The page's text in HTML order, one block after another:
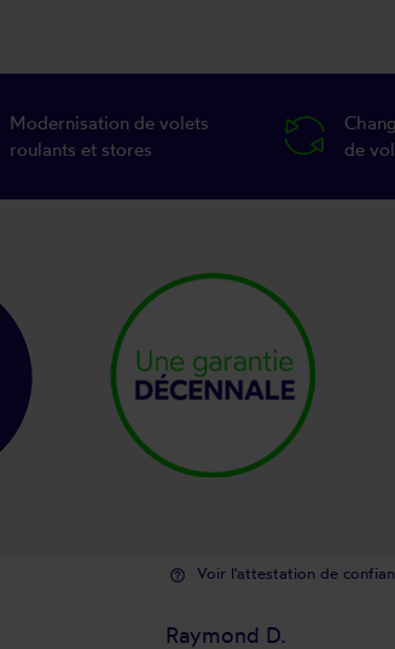
Modernisation de volets
roulants et stores
de
help_outline Voir l'attestation de
Raymond D.